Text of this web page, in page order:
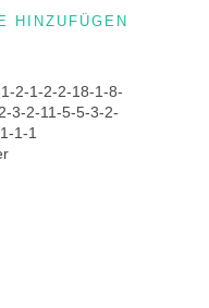
HINZUFÜGEN
2-1-2-2-18-1-8-
3-2-11-5-5-3-2-
1-1